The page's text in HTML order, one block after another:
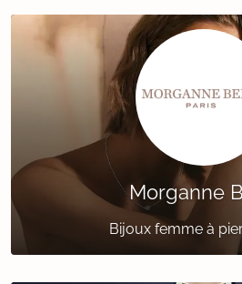
Morganne
Bijoux femme à